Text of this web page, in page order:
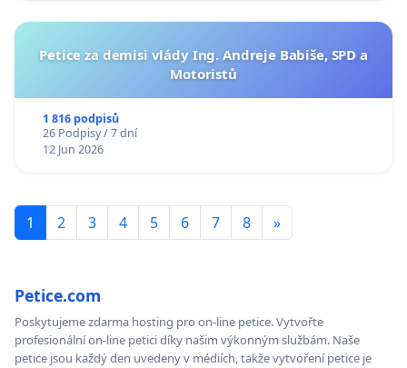
Petice za demisi vlády Ing. Andreje Babiše, SPD a
Motoristů
1 816 podpisů
26 Podpisy / 7 dní
12 Jun 2026
1 2 3 4 5 6 7 8 »
Petice.com
Poskytujeme zdarma hosting pro on-line petice. Vytvořte
profesionální on-line petici díky našim výkonným službám. Naše
petice jsou každý den uvedeny v médiích, takže vytvoření petice je